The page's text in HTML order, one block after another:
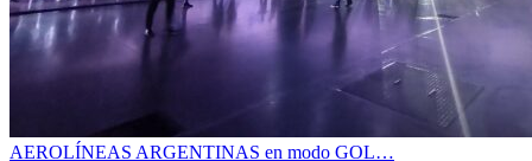
AEROLÍNEAS ARGENTINAS en modo GOL…